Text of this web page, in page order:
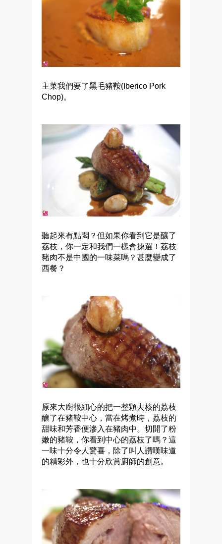
主菜我們要了黑毛豬鞍(Iberico Pork
Chop)。
聽起來有點悶？但如果你看到它是釀了
荔枝，你一定和我們一樣會揀選！荔枝
豬肉不是中國的一味菜嗎？甚麼變成了
西餐？
原來大廚很細心的把一整顆去核的荔枝
釀了在豬鞍中心，當在烤煮時，荔枝的
甜味和芳香便滲入在豬肉中。切開了粉
嫩的豬鞍，你看到中心的荔枝了嗎？ 這
一味十分令人驚喜，除了叫人讚嘆味道
的精彩外，也十分欣賞廚師的創意。